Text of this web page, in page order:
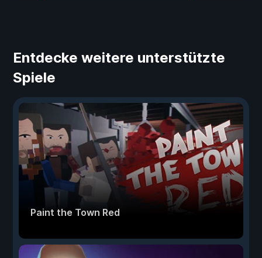
Entdecke weitere unterstützte
Spiele
Paint the Town Red